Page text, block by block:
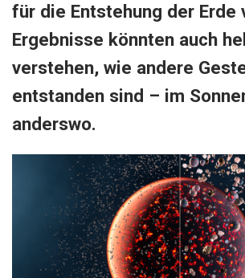
für die Entstehung der Erde
Ergebnisse könnten auch
verstehen, wie andere
entstanden sind – im
anderswo.